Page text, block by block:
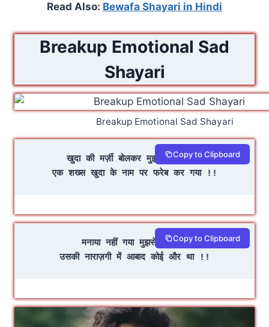
Read Also: Bewafa Shayari in Hindi
Breakup Emotional Sad
Shayari
Breakup Emotional Sad Shayari
खुदा की मर्ज़ी बोलकर मुझसे बिछड़ गया
एक शख्स खुदा के नाम पर फरेब कर गया !!
Copy to Clipboard
मनाया नहीं गया मुझसे इस बार
उसकी नाराज़गी में आबाद कोई और था !!
Copy to Clipboard